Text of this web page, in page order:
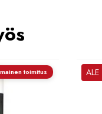
toimitus ALE